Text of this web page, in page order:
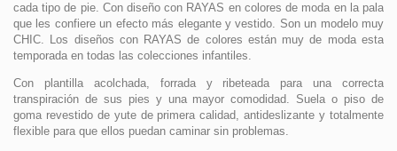
cada tipo de pie. Con diseño con RAYAS en colores de moda en la pala
que les confiere un efecto más elegante y vestido. Son un modelo muy
CHIC. Los diseños con RAYAS de colores están muy de moda esta
temporada en todas las colecciones infantiles.
Con plantilla acolchada, forrada y ribeteada para una correcta
transpiración de sus pies y una mayor comodidad. Suela o piso de
goma revestido de yute de primera calidad, antideslizante y totalmente
flexible para que ellos puedan caminar sin problemas.